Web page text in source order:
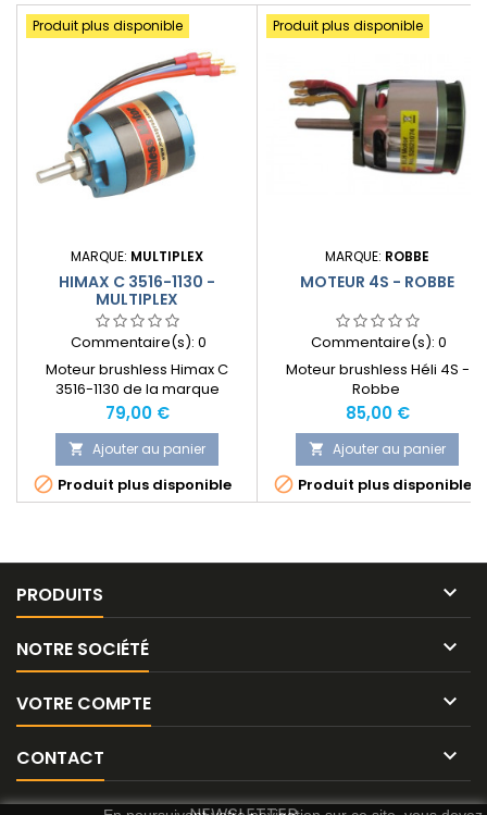
Produit plus disponible
MARQUE: MULTIPLEX
HIMAX C 3516-1130 -
MULTIPLEX
Commentaire(s): 0
Moteur brushless Himax C
3516-1130 de la marque
Multiplex1
Prix
79,00 €
 Ajouter au panier
 Produit plus disponible
Produit plus disponible
MARQUE: ROBBE
MOTEUR 4S - ROBBE
Commentaire(s): 0
Moteur brushless Héli 4S -
Robbe
Prix
85,00 €
 Ajouter au panier
 Produit plus disponible
PRODUITS 
NOTRE SOCIÉTÉ 
VOTRE COMPTE 
CONTACT 